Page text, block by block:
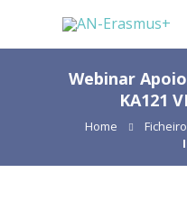
Webinar
KA121
Home